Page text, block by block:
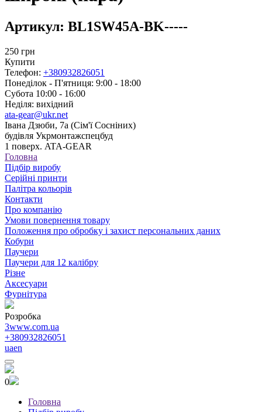
Артикул: BL1SW45A-BK-----
250 грн
Купити
Телефон: +380932826051
Понеділок - П'ятниця: 9:00 - 18:00
Субота 10:00 - 16:00
Неділя: вихідний
ata-gear@ukr.net
Івана Дзюби, 7а (Сім'ї Сосніних)
будівля Укрмонтажспецбуд
1 поверх. ATA-GEAR
Головна
Підбір виробу
Серійні принти
Палітра кольорів
Контакти
Про компанію
Умови повернення товару
Положення про обробку і захист персональних даних
Кобури
Паучери
Паучери для 12 калібру
Різне
Аксесуари
Фурнітура
Розробка
3www.com.ua
+380932826051
uaen
0
Головна